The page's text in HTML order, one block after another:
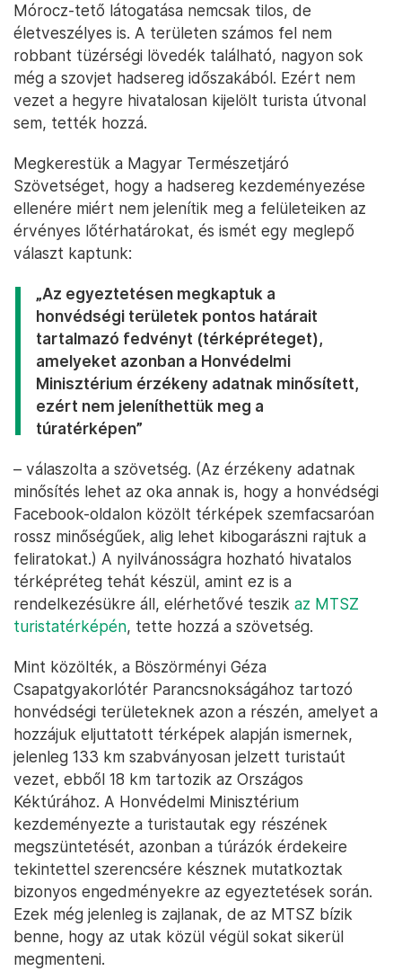
Mórocz-tető látogatása nemcsak tilos, de
életveszélyes is. A területen számos fel nem
robbant tüzérségi lövedék található, nagyon sok
még a szovjet hadsereg időszakából. Ezért nem
vezet a hegyre hivatalosan kijelölt turista útvonal
sem, tették hozzá.
Megkerestük a Magyar Természetjáró
Szövetséget, hogy a hadsereg kezdeményezése
ellenére miért nem jelenítik meg a felületeiken az
érvényes lőtérhatárokat, és ismét egy meglepő
választ kaptunk:
„Az egyeztetésen megkaptuk a
honvédségi területek pontos határait
tartalmazó fedvényt (térképréteget),
amelyeket azonban a Honvédelmi
Minisztérium érzékeny adatnak minősített,
ezért nem jeleníthettük meg a
túratérképen”
– válaszolta a szövetség. (Az érzékeny adatnak
minősítés lehet az oka annak is, hogy a honvédségi
Facebook-oldalon közölt térképek szemfacsaróan
rossz minőségűek, alig lehet kibogarászni rajtuk a
feliratokat.) A nyilvánosságra hozható hivatalos
térképréteg tehát készül, amint ez is a
rendelkezésükre áll, elérhetővé teszik az MTSZ
turistatérképén, tette hozzá a szövetség.
Mint közölték, a Böszörményi Géza
Csapatgyakorlótér Parancsnokságához tartozó
honvédségi területeknek azon a részén, amelyet a
hozzájuk eljuttatott térképek alapján ismernek,
jelenleg 133 km szabványosan jelzett turistaút
vezet, ebből 18 km tartozik az Országos
Kéktúrához. A Honvédelmi Minisztérium
kezdeményezte a turistautak egy részének
megszüntetését, azonban a túrázók érdekeire
tekintettel szerencsére késznek mutatkoztak
bizonyos engedményekre az egyeztetések során.
Ezek még jelenleg is zajlanak, de az MTSZ bízik
benne, hogy az utak közül végül sokat sikerül
megmenteni.